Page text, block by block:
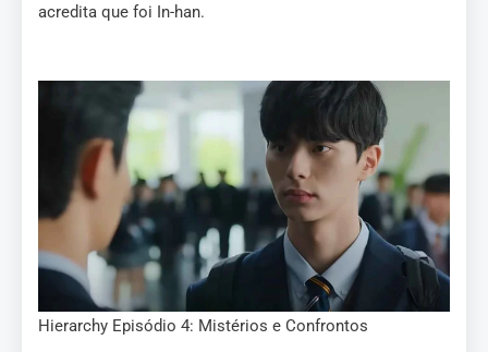
acredita que foi In-han.
Hierarchy Episódio 4: Mistérios e Confrontos